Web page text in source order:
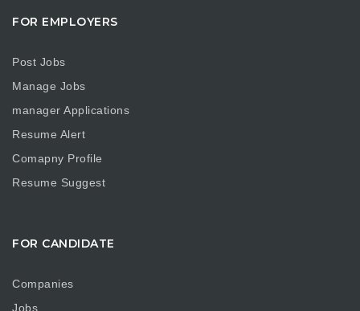
FOR EMPLOYERS
Post Jobs
Manage Jobs
manager Applications
Resume Alert
Comapny Profile
Resume Suggest
FOR CANDIDATE
Companies
Jobs